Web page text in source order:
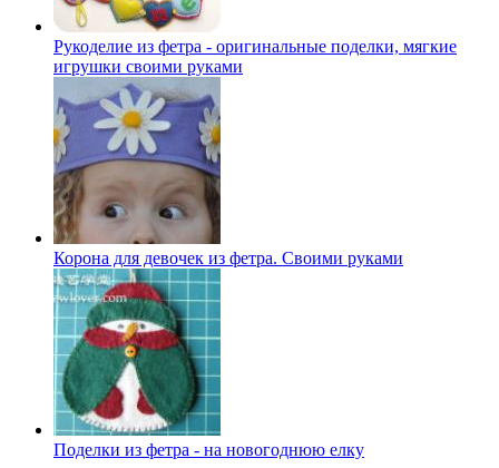
Рукоделие из фетра - оригинальные поделки, мягкие
игрушки своими руками
Корона для девочек из фетра. Своими руками
Поделки из фетра - на новогоднюю елку